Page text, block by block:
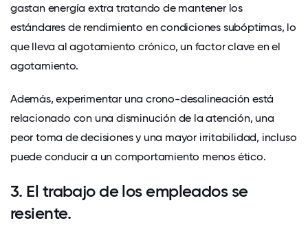
gastan energía extra tratando de mantener los
estándares de rendimiento en condiciones subóptimas, lo
que lleva al agotamiento crónico, un factor clave en el
agotamiento.
Además, experimentar una crono-desalineación está
relacionado con una disminución de la atención, una
peor toma de decisiones y una mayor irritabilidad, incluso
puede conducir a un comportamiento menos ético.
3. El trabajo de los empleados se
resiente.